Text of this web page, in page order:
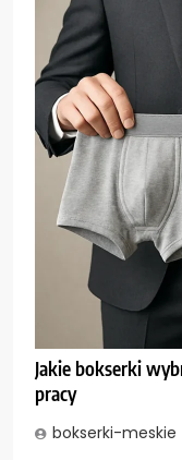
Jakie bokserki
pracy
bokserki-meskie